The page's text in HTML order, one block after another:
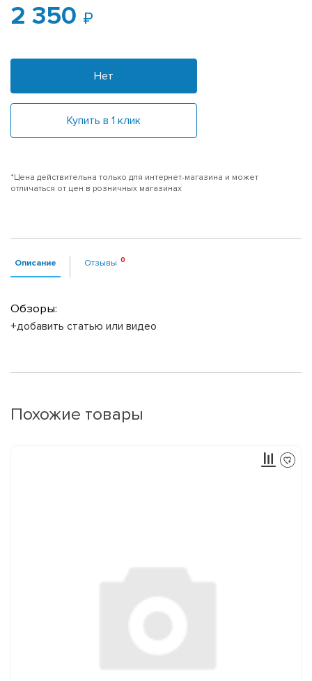
2 350
Нет
Купить в 1 клик
*Цена действительна только для интернет-магазина и может
отличаться от цен в розничных магазинах
Описание Отзывы
Обзоры:
+добавить статью или видео
Похожие товары